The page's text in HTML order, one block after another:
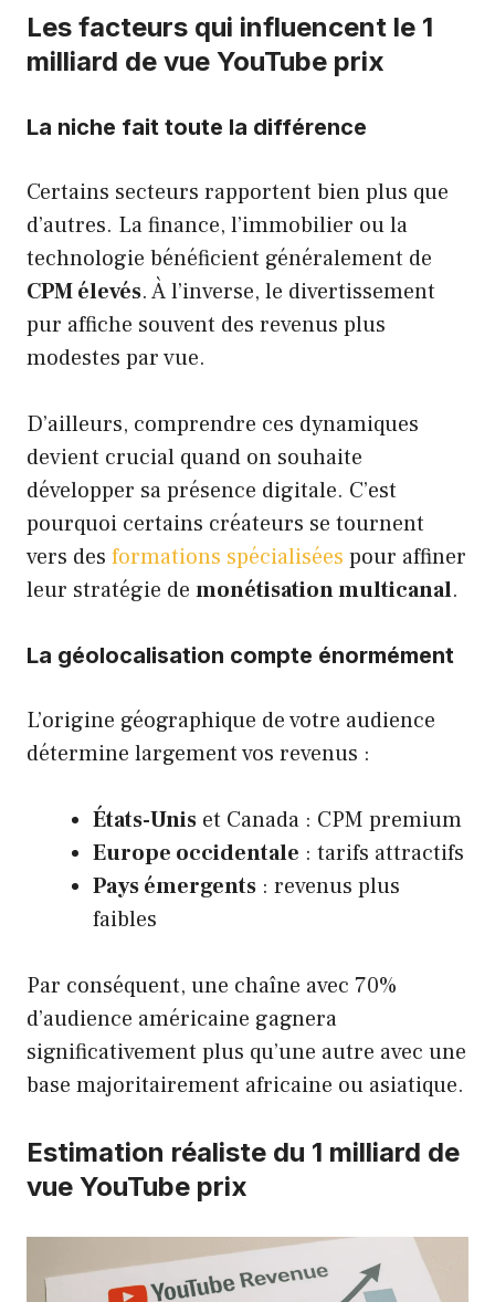
Les facteurs qui influencent le 1
milliard de vue YouTube prix
La niche fait toute la différence
Certains secteurs rapportent bien plus que
d’autres. La finance, l’immobilier ou la
technologie bénéficient généralement de
CPM élevés. À l’inverse, le divertissement
pur affiche souvent des revenus plus
modestes par vue.
D’ailleurs, comprendre ces dynamiques
devient crucial quand on souhaite
développer sa présence digitale. C’est
pourquoi certains créateurs se tournent
vers des formations spécialisées pour affiner
leur stratégie de monétisation multicanal.
La géolocalisation compte énormément
L’origine géographique de votre audience
détermine largement vos revenus :
États-Unis et Canada : CPM premium
Europe occidentale : tarifs attractifs
Pays émergents : revenus plus
faibles
Par conséquent, une chaîne avec 70%
d’audience américaine gagnera
significativement plus qu’une autre avec une
base majoritairement africaine ou asiatique.
Estimation réaliste du 1 milliard de
vue YouTube prix